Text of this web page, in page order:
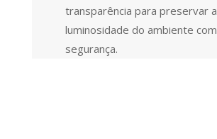
transparência para preservar a
luminosidade do ambiente com
segurança.